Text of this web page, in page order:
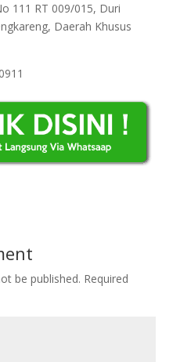
111 RT 009/015, Duri
Daerah Khusus
be published. Required